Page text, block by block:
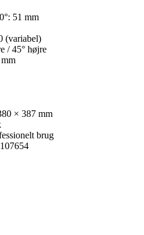
51 mm
(variabel)
/ 45° højre
× 387 mm
brug